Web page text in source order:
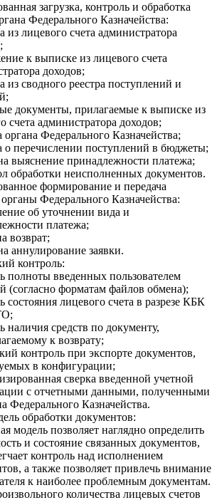
загрузка, контроль и обработка
Федерального Казначейства:
из лицевого счета администратора
к выписке из лицевого счета
доходов;
из сводного реестра поступлений и
документы, прилагаемые к выписке из
счета администратора доходов;
органа Федерального Казначейства;
о перечислении поступлений в бюджеты;
выяснение принадлежности платежа;
обработки неисполненных документов.
формирование и передача
Федерального Казначейства:
об уточнении вида и
платежа;
возврат;
аннулирование заявки.
контроль:
полноты введенных пользователем
(согласно форматам файлов обмена);
состояния лицевого счета в разрезе КБК
наличия средств по документу,
к возврату;
контроль при экспорте документов,
в конфигурации;
сверка введенной учетной
с отчетными данными, полученными
Федерального Казначейства.
обработки документов:
модель позволяет наглядно определить
и состояние связанных документов,
контроль над исполнением
а также позволяет привлечь внимание
к наиболее проблемным документам.
количества лицевых счетов